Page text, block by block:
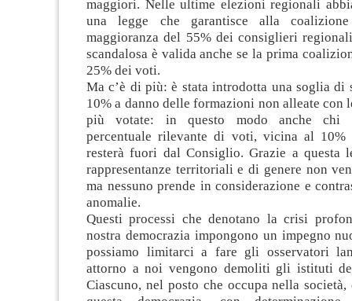
maggiori. Nelle ultime elezioni regionali
una legge che garantisce alla
maggioranza del 55% dei consiglieri
scandalosa è valida anche se la prima
25% dei voti.
Ma c’è di più: è stata introdotta una soglia di
10% a danno delle formazioni non alleate con
più votate: in questo modo anche chi
percentuale rilevante di voti, vicina al
resterà fuori dal Consiglio. Grazie a questa
rappresentanze territoriali e di genere non
ma nessuno prende in considerazione e
anomalie.
Questi processi che denotano la crisi
nostra democrazia impongono un impegno
possiamo limitarci a fare gli osservatori
attorno a noi vengono demoliti gli istituti
Ciascuno, nel posto che occupa nella